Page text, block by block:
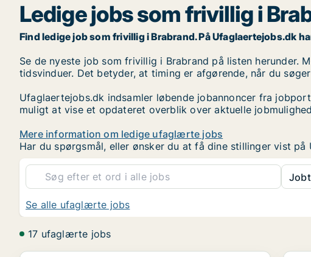
Ledige jobs som frivillig i
Find ledige job som frivillig i Brabrand. På Ufaglaertejobs.dk
Se de nyeste job som frivillig i Brabrand på listen
tidsvinduer. Det betyder, at timing er afgørende, når du
Ufaglaertejobs.dk indsamler løbende jobannoncer fra
muligt at vise et opdateret overblik over aktuelle
Mere information om ledige ufaglærte jobs
Har du spørgsmål, eller ønsker du at få dine stillinger vist
Se alle ufaglærte jobs
17 ufaglærte jobs